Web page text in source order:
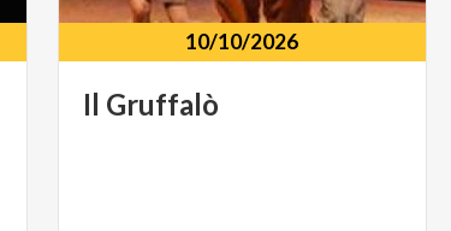
10/10/2026
Il Gruffalò